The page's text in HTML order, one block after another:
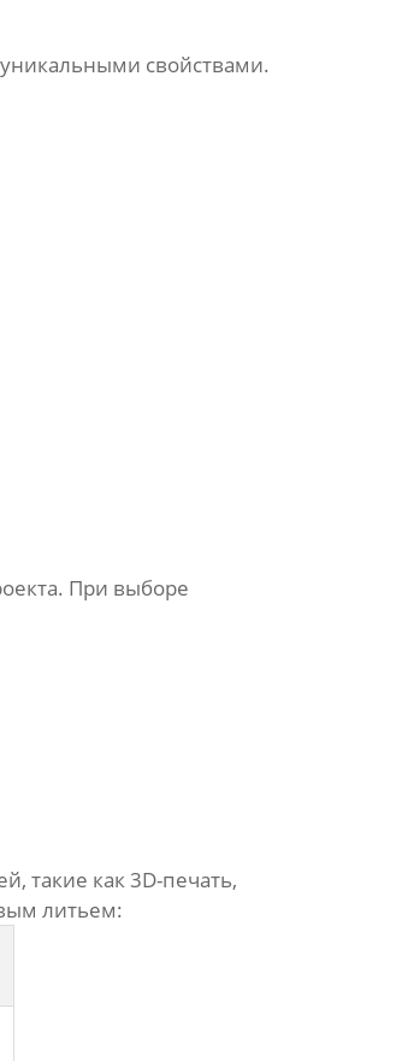
свойствами.
При выборе
такие как 3D-печать,
литьем: